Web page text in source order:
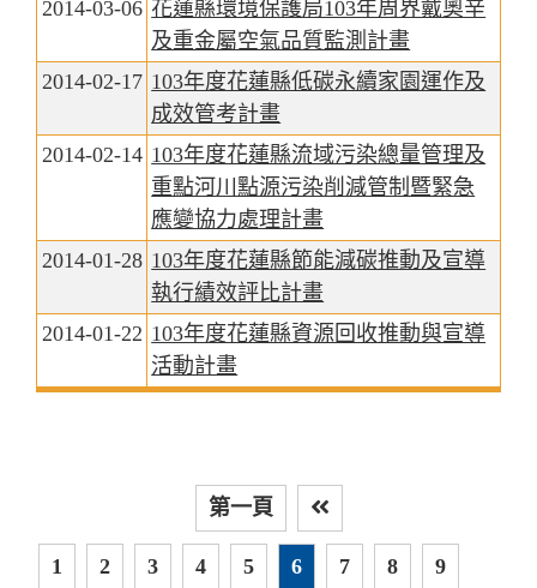
2014-03-06 花蓮縣環境保護局103年周界戴奧辛
及重金屬空氣品質監測計畫
2014-02-17 103年度花蓮縣低碳永續家園運作及
成效管考計畫
2014-02-14 103年度花蓮縣流域污染總量管理及
重點河川點源污染削減管制暨緊急
應變協力處理計畫
2014-01-28 103年度花蓮縣節能減碳推動及宣導
執行績效評比計畫
2014-01-22 103年度花蓮縣資源回收推動與宣導
活動計畫
第一頁
1
2 3 4 5 6 7 8 9